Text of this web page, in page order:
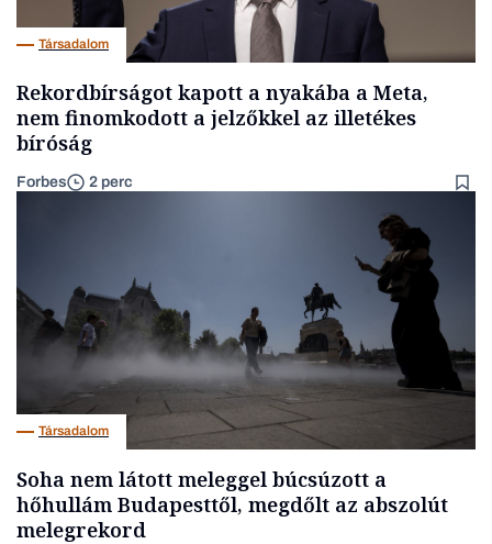
Társadalom
Rekordbírságot kapott a nyakába a Meta,
nem finomkodott a jelzőkkel az illetékes
bíróság
Forbes 2 perc
Társadalom
Soha nem látott meleggel búcsúzott a
hőhullám Budapesttől, megdőlt az abszolút
melegrekord